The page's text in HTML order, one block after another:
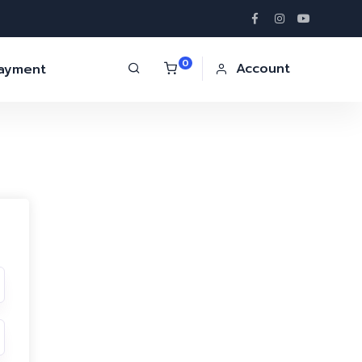
0 Account